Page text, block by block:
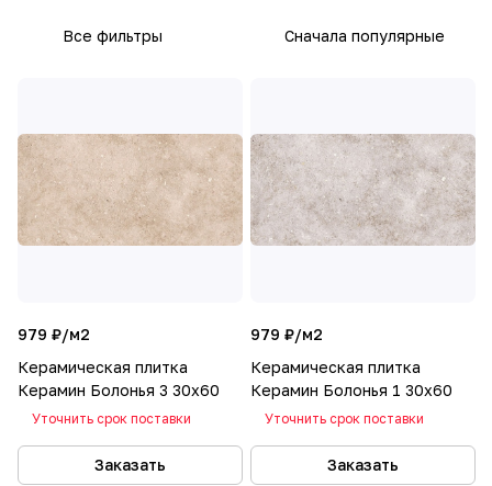
Все фильтры Сначала популярные
979 ₽/м2
Керамическая плитка
Керамин Болонья 3 30х60
Уточнить срок поставки
Заказать
979 ₽/м2
Керамическая плитка
Керамин Болонья 1 30х60
Уточнить срок поставки
Заказать